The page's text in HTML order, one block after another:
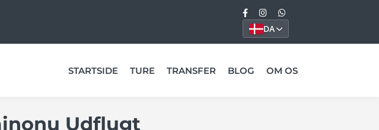
DA
STARTSIDE TURE TRANSFER BLOG OM OS
Udflugt